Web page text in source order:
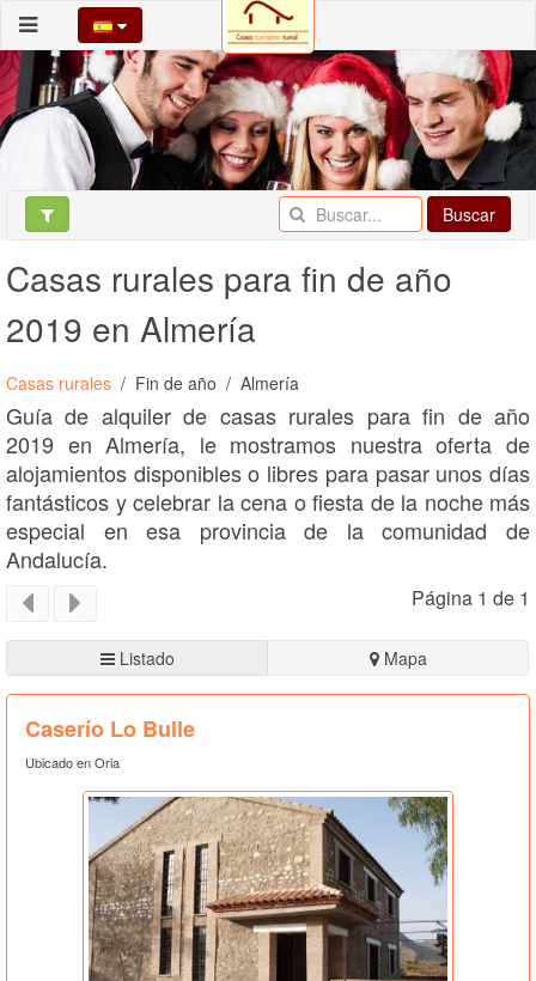
Buscar
Casas rurales para fin de año
2019 en Almería
Casas rurales Fin de año Almería
Guía de alquiler de casas rurales para fin de año
2019 en Almería, le mostramos nuestra oferta de
alojamientos disponibles o libres para pasar unos días
fantásticos y celebrar la cena o fiesta de la noche más
especial en esa provincia de la comunidad de
Andalucía.
Página 1 de 1
Listado Mapa
Caserío Lo Bulle
Ubicado en Oria